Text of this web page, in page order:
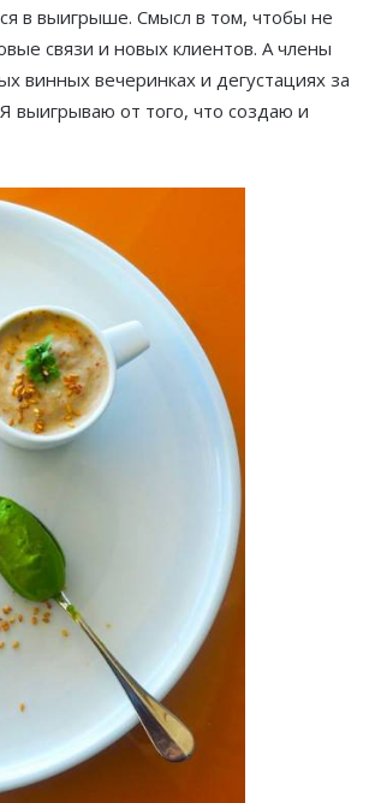
в выигрыше. Смысл в том, чтобы не
связи и новых клиентов. А члены
винных вечеринках и дегустациях за
выигрываю от того, что создаю и